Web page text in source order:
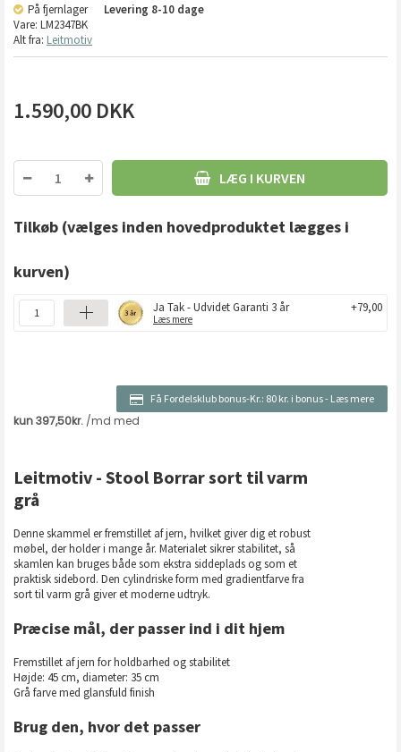
På fjernlager Levering 8-10 dage
Vare: LM2347BK
Alt fra: Leitmotiv
1.590,00 DKK
LÆG I KURVEN
Tilkøb (vælges inden hovedproduktet lægges i
kurven)
Ja Tak - Udvidet Garanti 3 år
Læs mere
+79,00
Få Fordelsklub bonus-Kr.: 80 kr. i bonus- Læs mere
Leitmotiv - Stool Borrar sort til varm
grå
Denne skammel er fremstillet af jern, hvilket giver dig et robust
møbel, der holder i mange år. Materialet sikrer stabilitet, så
skamlen kan bruges både som ekstra siddeplads og som et
praktisk sidebord. Den cylindriske form med gradientfarve fra
sort til varm grå giver et moderne udtryk.
Præcise mål, der passer ind i dit hjem
Fremstillet af jern for holdbarhed og stabilitet
Højde: 45 cm, diameter: 35 cm
Grå farve med glansfuld finish
Brug den, hvor det passer